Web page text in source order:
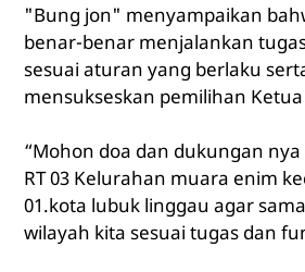
"Bung jon" menyampaikan
benar-benar menjalankan
sesuai aturan yang berlaku
mensukseskan pemilihan Ketua
“Mohon doa dan dukungan
RT 03 Kelurahan muara enim
01.kota lubuk linggau agar
wilayah kita sesuai tugas dan